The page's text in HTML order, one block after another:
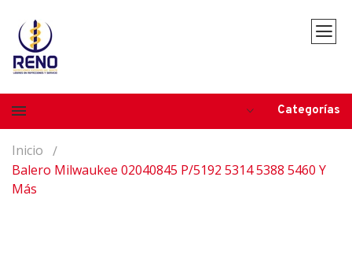
Categorías
Inicio
Balero Milwaukee 02040845 P/5192 5314 5388 5460 Y
Más